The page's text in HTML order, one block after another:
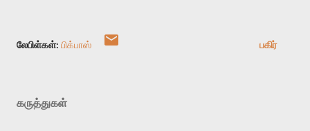
லேபிள்கள்: பிக்பாஸ் பகிர்
கருத்துகள்